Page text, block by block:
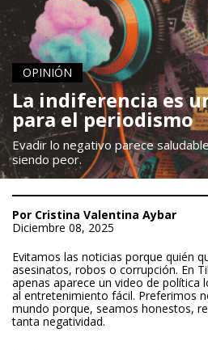
OPINIÓN
La indiferencia es
para el periodismo
Evadir lo negativo parece
siendo peor.
Por Cristina Valentina Aybar
Diciembre 08, 2025
Evitamos las noticias porque quién
asesinatos, robos o corrupción. En
apenas aparece un video de política
al entretenimiento fácil. Preferimos
mundo porque, seamos honestos,
tanta negatividad.